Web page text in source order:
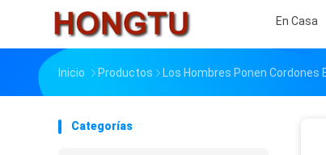
En Casa
Inicio Productos Los Hombres Ponen Cordones
Categorías